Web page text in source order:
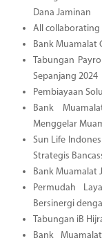
Dana Jaminan
All collaborating
Bank Muamalat
Tabungan
Sepanjang 2024
Pembiayaan
Bank
Menggelar
Sun Life
Strategis
Bank Muamalat
Permudah
Bersinergi
Tabungan iB
Bank